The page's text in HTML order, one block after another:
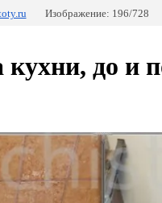
Изображение: 196/728
до и